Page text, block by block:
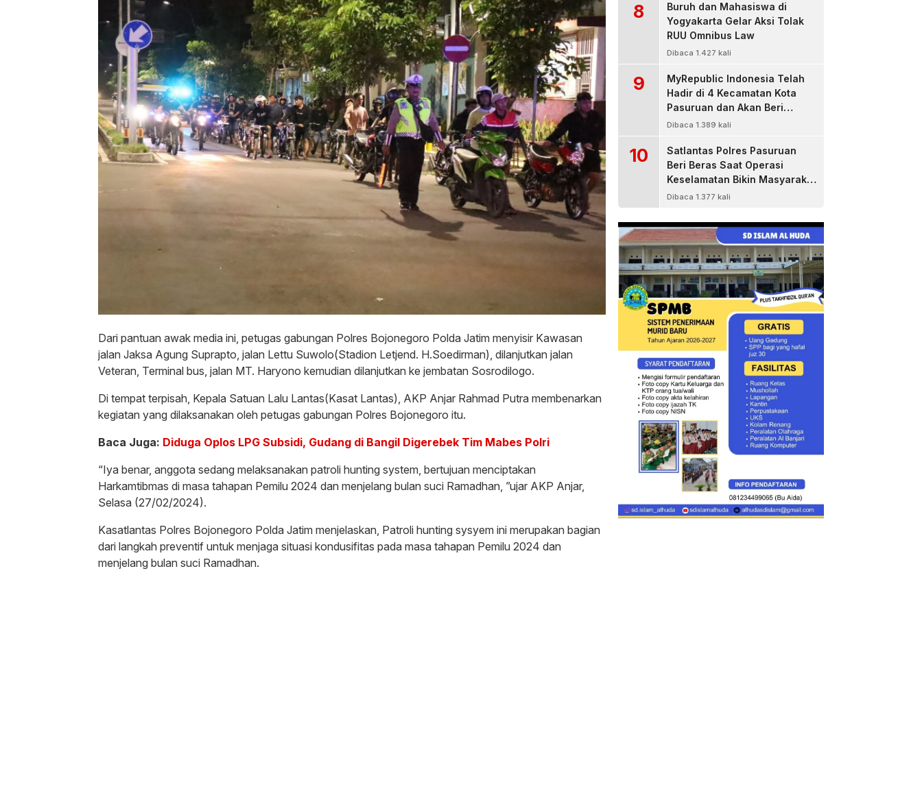
Dari pantuan awak media ini, petugas gabungan Polres Bojonegoro Polda Jatim menyisir Kawasan
jalan Jaksa Agung Suprapto, jalan Lettu Suwolo(Stadion Letjend. H.Soedirman), dilanjutkan jalan
Veteran, Terminal bus, jalan MT. Haryono kemudian dilanjutkan ke jembatan Sosrodilogo.
Di tempat terpisah, Kepala Satuan Lalu Lantas(Kasat Lantas), AKP Anjar Rahmad Putra membenarkan
kegiatan yang dilaksanakan oleh petugas gabungan Polres Bojonegoro itu.
Baca Juga: Diduga Oplos LPG Subsidi, Gudang di Bangil Digerebek Tim Mabes Polri
“Iya benar, anggota sedang melaksanakan patroli hunting system, bertujuan menciptakan
Harkamtibmas di masa tahapan Pemilu 2024 dan menjelang bulan suci Ramadhan, ”ujar AKP Anjar,
Selasa (27/02/2024).
Kasatlantas Polres Bojonegoro Polda Jatim menjelaskan, Patroli hunting sysyem ini merupakan bagian
dari langkah preventif untuk menjaga situasi kondusifitas pada masa tahapan Pemilu 2024 dan
menjelang bulan suci Ramadhan.
8
Buruh dan Mahasiswa di
Yogyakarta Gelar Aksi Tolak
RUU Omnibus Law
Dibaca 1.427 kali
9
MyRepublic Indonesia Telah
Hadir di 4 Kecamatan Kota
Pasuruan dan Akan Beri
Pelayanan Terbaik Untuk
Dibaca 1.389 kali
10
Satlantas Polres Pasuruan
Beri Beras Saat Operasi
Keselamatan Bikin Masyarakat
Senang
Dibaca 1.377 kali